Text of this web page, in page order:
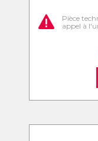
Pièce
appel à